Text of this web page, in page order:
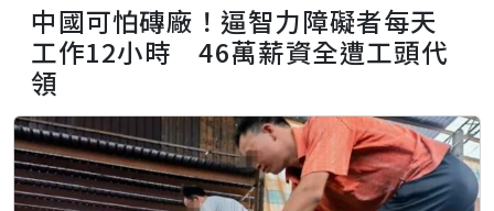
中國可怕磚廠！逼智力障礙者每天
工作12小時 46萬薪資全遭工頭代
領